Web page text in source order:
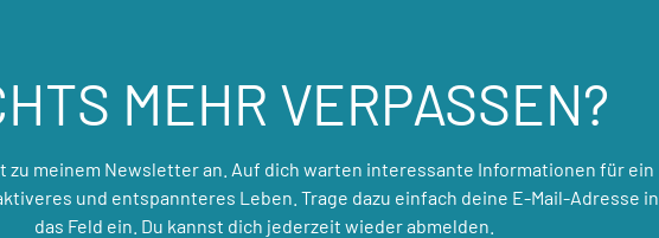
MEHR VERPASSEN?
zu meinem Newsletter an. Auf dich warten interessante Informationen für ein
und entspannteres Leben. Trage dazu einfach deine E-Mail-Adresse in
das Feld ein. Du kannst dich jederzeit wieder abmelden.